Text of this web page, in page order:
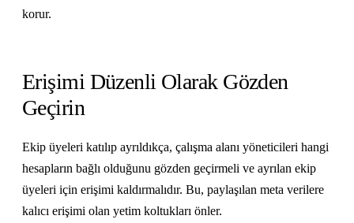
korur.
Erişimi Düzenli Olarak Gözden
Geçirin
Ekip üyeleri katılıp ayrıldıkça, çalışma alanı yöneticileri hangi
hesapların bağlı olduğunu gözden geçirmeli ve ayrılan ekip
üyeleri için erişimi kaldırmalıdır. Bu, paylaşılan meta verilere
kalıcı erişimi olan yetim koltukları önler.